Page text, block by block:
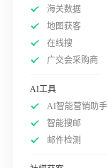
海关数据
地图获客
在线搜
广交会采购商
AI工具
AI智能营销助手
智能搜邮
邮件检测